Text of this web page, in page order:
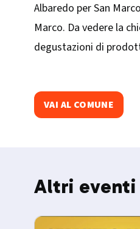
Albaredo per San
Marco. Da vedere la
degustazioni di
VAI AL COMUNE
Altri eventi